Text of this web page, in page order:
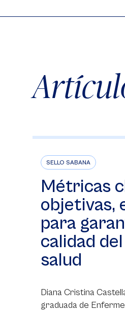
SELLO SABANA
Métricas
objetivas,
para
calidad
salud
Diana Cristina
graduada de